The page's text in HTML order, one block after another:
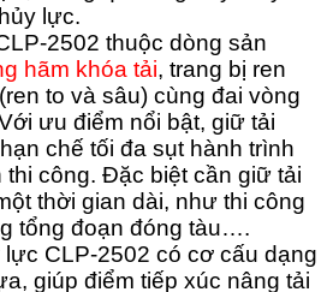
lực.
2502 thuộc dòng sản
hãm khóa tải, trang bị ren
to và sâu) cùng đai vòng
ưu điểm nổi bật, giữ tải
chế tối đa sụt hành trình
thi công. Đặc biệt cần giữ tải
thời gian dài, như thi công
tổng đoạn đóng tàu….
CLP-2502 có cơ cấu dạng
giúp điểm tiếp xúc nâng tải